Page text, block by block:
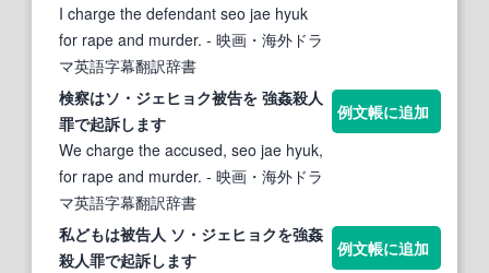
I charge the defendant seo jae hyuk
for rape and murder. - 映画・海外ドラ
マ英語字幕翻訳辞書
検察はソ・ジェヒョク被告を 強姦殺人
罪で起訴します
We charge the accused, seo jae hyuk,
for rape and murder. - 映画・海外ドラ
マ英語字幕翻訳辞書
例文帳に追加
私どもは被告人 ソ・ジェヒョクを強姦
殺人罪で起訴します
例文帳に追加